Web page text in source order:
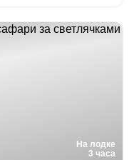
На лодке
3 часа